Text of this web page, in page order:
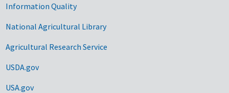
Information Quality
National Agricultural Library
Agricultural Research Service
USDA.gov
USA.gov